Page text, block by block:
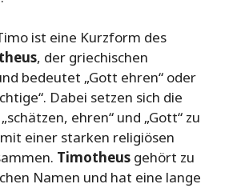
ist eine Kurzform des
, der griechischen
bedeutet „Gott ehren“ oder
Dabei setzen sich die
ehren“ und „Gott“ zu
einer starken religiösen
Timotheus gehört zu
Namen und hat eine lange